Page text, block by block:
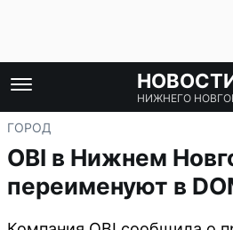
НИЖНЕГО
ГОРОД
OBI в Нижнем
переименуют в